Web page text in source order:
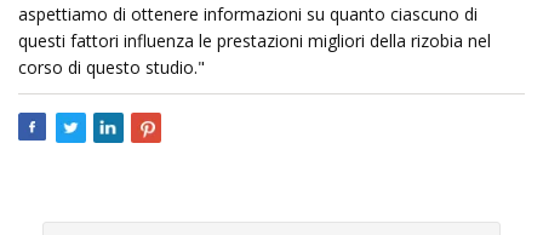
aspettiamo di ottenere informazioni su quanto ciascuno di
questi fattori influenza le prestazioni migliori della rizobia nel
corso di questo studio."